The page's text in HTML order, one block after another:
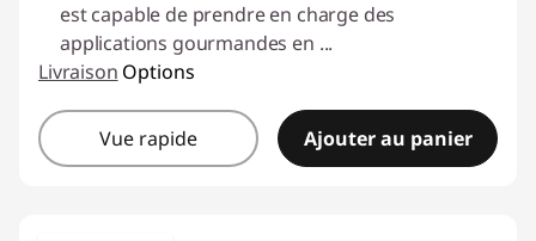
est capable de prendre en charge des
applications gourmandes en ...
Livraison Options
Vue rapide Ajouter au panier